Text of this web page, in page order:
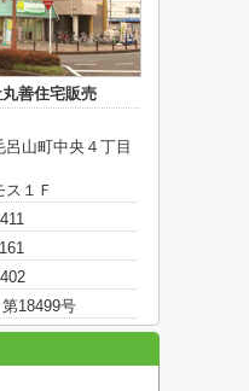
善住宅販売
山町中央４丁目
ス１Ｆ
18499号